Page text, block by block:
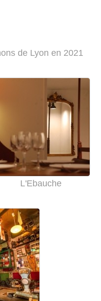
de Lyon en 2021
L'Ebauche